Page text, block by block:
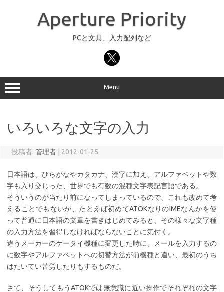
Aperture Priority
PCと文具、入力配列など
Menu
いろいろな文字の入力
投稿者: 管理者 2012-01-25
日本語は、ひらがなやカタカナ、漢字に加え、アルファベットや数
字も入り交じった、世界でも有数の混種文字表記言語である。
そういうのが当たり前になってしまっているので、これも改めて考
えることでもないが、たとえば初めてATOKなりのIMEなんかを使
って普通に日本語の文章を書きはじめてみると、その様々な文字種
の入力方法を習得しなければならないことに気付く。
違うメーカーのケータイ機種に変更した時に、メールを入力するの
に数字やアルファベットへの切替方法が前機種と違い、最初のうち
はたいてい苦労したりもするものだ。
さて、そうしてもうATOKでは無意識に近い操作でそれぞれの文字